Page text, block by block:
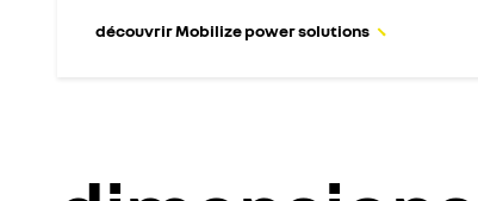
découvrir Mobilize power solutions